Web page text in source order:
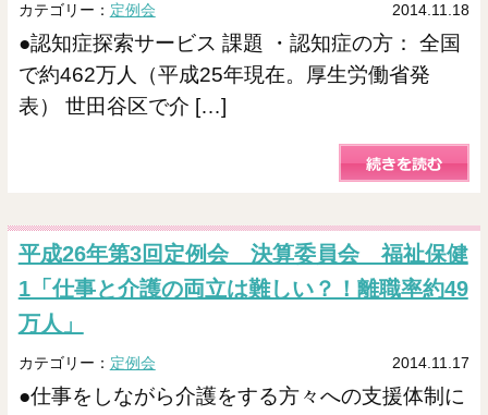
カテゴリー： 定例会 2014.11.18
●認知症探索サービス 課題 ・認知症の方： 全国
で約462万人（平成25年現在。厚生労働省発
表） 世田谷区で介 […]
平成26年第3回定例会 決算委員会 福祉保健
1「仕事と介護の両立は難しい？！離職率約49
万人」
カテゴリー： 定例会 2014.11.17
●仕事をしながら介護をする方々への支援体制に